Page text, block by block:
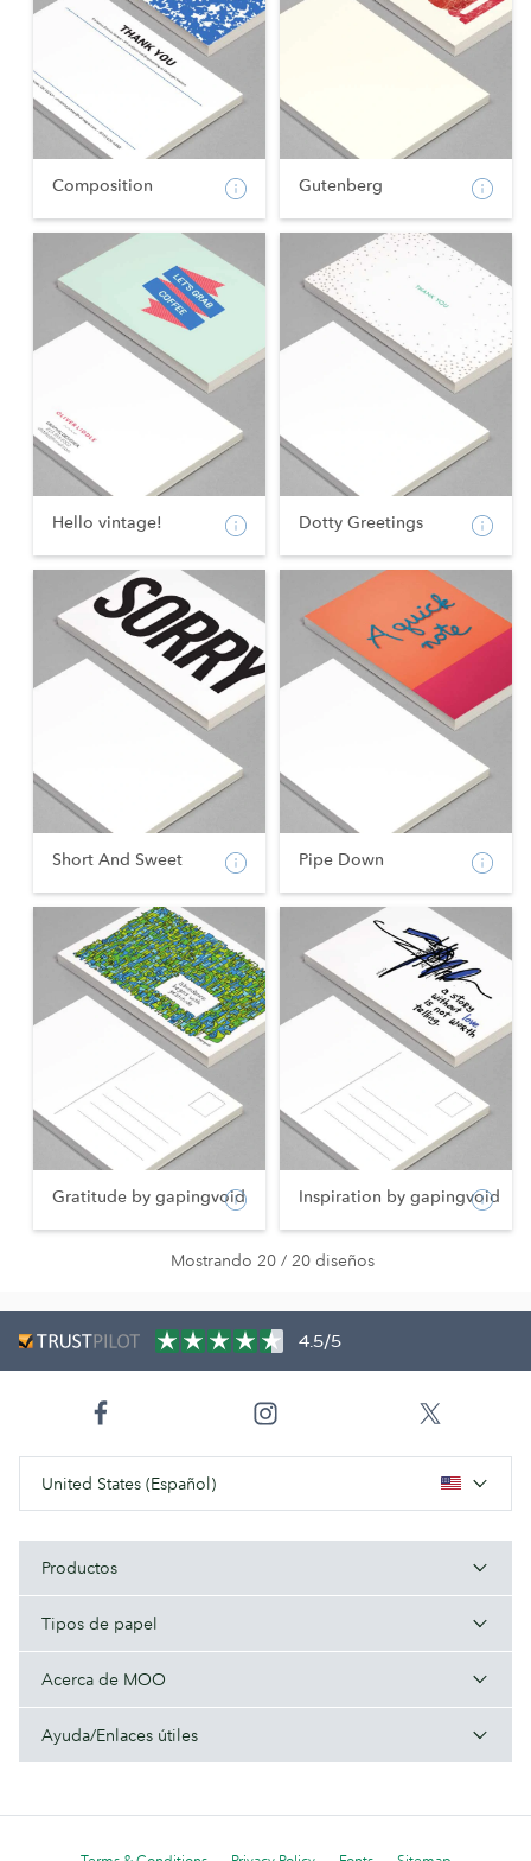
Composition Gutenberg
Hello vintage! Dotty Greetings
Short And Sweet Pipe Down
Gratitude by gapingvoid Inspiration by gapingvoid
Mostrando 20 / 20 diseños
4.5/5
United States (Español)
Productos
Tipos de papel
Acerca de MOO
Ayuda/Enlaces útiles